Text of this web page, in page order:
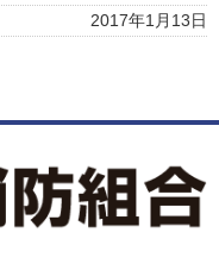
2017年1月13日